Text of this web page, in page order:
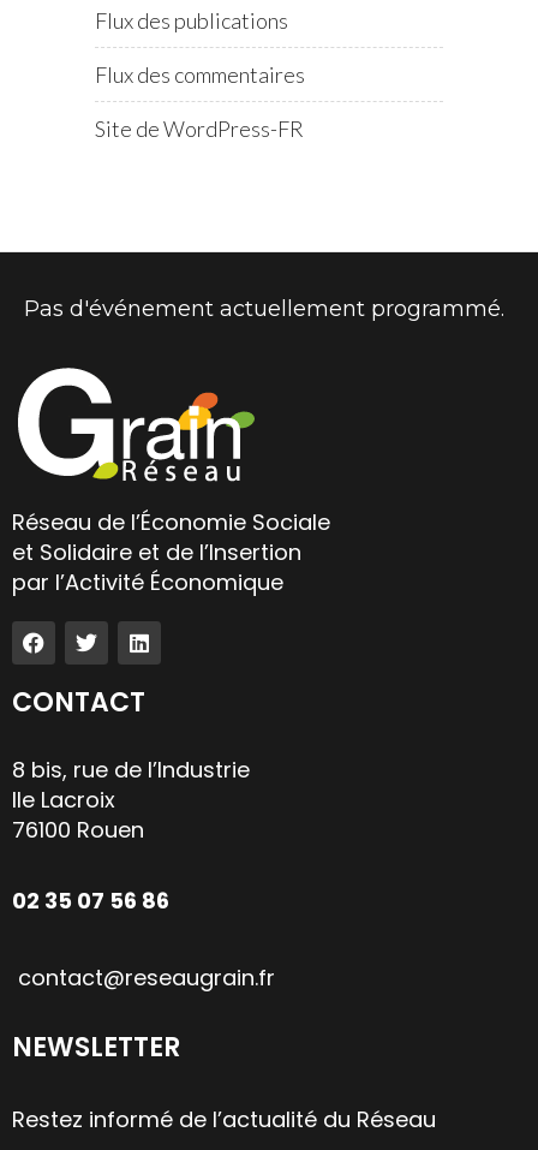
Flux des publications
Flux des commentaires
Site de WordPress-FR
Pas d'événement actuellement programmé.
Réseau de l’Économie Sociale
et Solidaire et de l’Insertion
par l’Activité Économique
CONTACT
8 bis, rue de l’Industrie
Ile Lacroix
76100 Rouen
02 35 07 56 86
contact@reseaugrain.fr
NEWSLETTER
Restez informé de l’actualité du Réseau